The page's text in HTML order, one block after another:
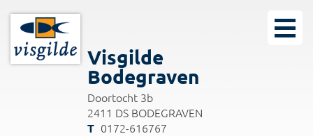
Visgilde
Bodegraven
Doortocht 3b
2411 DS BODEGRAVEN
0172-616767